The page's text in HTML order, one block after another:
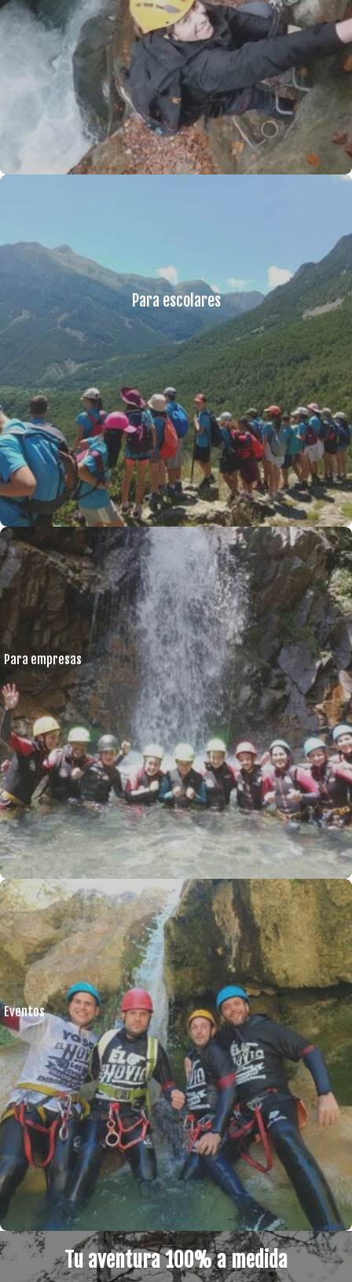
Para escolares
Para empresas
Eventos
Tu aventura 100% a medida